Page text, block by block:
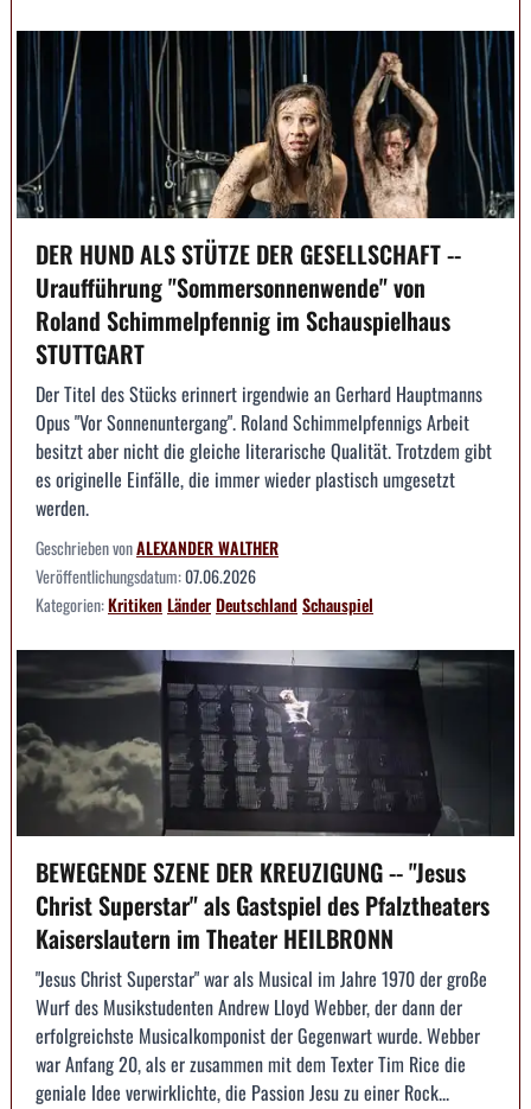
DER HUND ALS STÜTZE DER GESELLSCHAFT --
Uraufführung "Sommersonnenwende" von
Roland Schimmelpfennig im Schauspielhaus
STUTTGART
Der Titel des Stücks erinnert irgendwie an Gerhard Hauptmanns
Opus "Vor Sonnenuntergang". Roland Schimmelpfennigs Arbeit
besitzt aber nicht die gleiche literarische Qualität. Trotzdem gibt
es originelle Einfälle, die immer wieder plastisch umgesetzt
werden.
Geschrieben vonALEXANDER WALTHER
Veröffentlichungsdatum:07.06.2026
Kategorien:KritikenLänderDeutschlandSchauspiel
BEWEGENDE SZENE DER KREUZIGUNG -- "Jesus
Christ Superstar" als Gastspiel des Pfalztheaters
Kaiserslautern im Theater HEILBRONN
"Jesus Christ Superstar" war als Musical im Jahre 1970 der große
Wurf des Musikstudenten Andrew Lloyd Webber, der dann der
erfolgreichste Musicalkomponist der Gegenwart wurde. Webber
war Anfang 20, als er zusammen mit dem Texter Tim Rice die
geniale Idee verwirklichte, die Passion Jesu zu einer Rock...